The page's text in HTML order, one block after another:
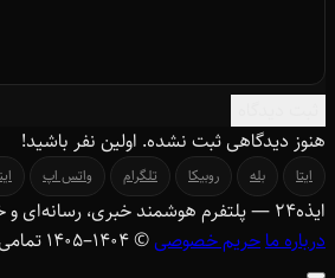
هنوز دیدگاهی ثبت نشده. اولین نفر باشید!
ایتا بله روبیکا تلگرام واتس اپ
ایذه۲۴ — پلتفرم هوشمند خبری، رسانه‌ای و
درباره ماحریم خصوصی© ۱۴۰۴–1405 تمامی حقوق محفوظ است